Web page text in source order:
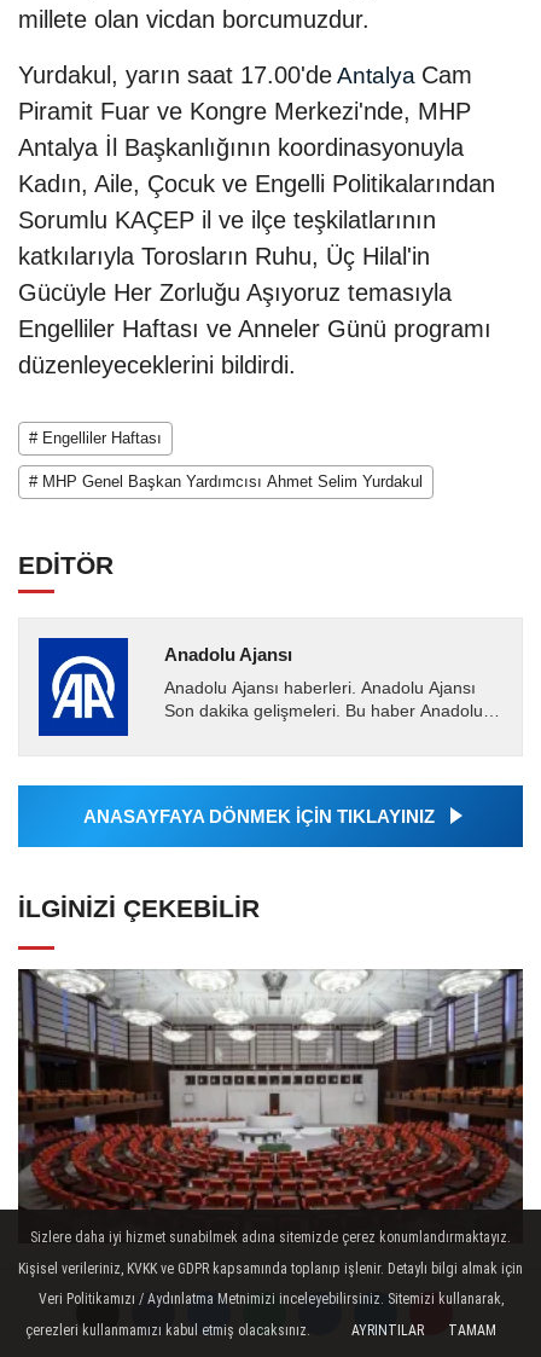
millete olan vicdan borcumuzdur.
Yurdakul, yarın saat 17.00'deAntalya Cam
Piramit Fuar ve Kongre Merkezi'nde, MHP
Antalya İl Başkanlığının koordinasyonuyla
Kadın, Aile, Çocuk ve Engelli Politikalarından
Sorumlu KAÇEP il ve ilçe teşkilatlarının
katkılarıyla Torosların Ruhu, Üç Hilal'in
Gücüyle Her Zorluğu Aşıyoruz temasıyla
Engelliler Haftası ve Anneler Günü programı
düzenleyeceklerini bildirdi.
# Engelliler Haftası
# MHP Genel Başkan Yardımcısı Ahmet Selim Yurdakul
EDİTÖR
Anadolu Ajansı
Anadolu Ajansı haberleri. Anadolu Ajansı
Son dakika gelişmeleri. Bu haber Anadolu
Ajansı tarafından...
ANASAYFAYA DÖNMEK İÇİN TIKLAYINIZ
İLGINIZI ÇEKEBILIR
Suça sürüklenen çocuklara ilişkin
düzenlemeleri içeren kanun teklifi
TBMM Genel Kurulunda
Sizlere daha iyi hizmet sunabilmek adına sitemizde çerez konumlandırmaktayız.
Kişisel verileriniz, KVKK ve GDPR kapsamında toplanıp işlenir. Detaylı bilgi almak için
Veri Politikamızı / Aydınlatma Metnimizi inceleyebilirsiniz. Sitemizi kullanarak,
çerezleri kullanmamızı kabul etmiş olacaksınız.
AYRINTILAR TAMAM